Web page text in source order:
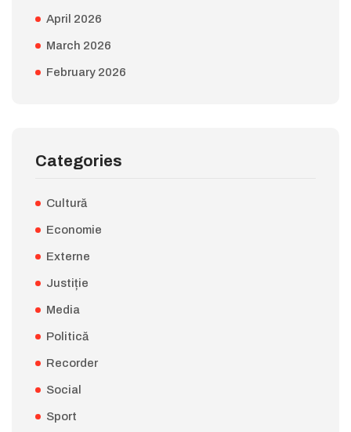
April 2026
March 2026
February 2026
Categories
Cultură
Economie
Externe
Justiție
Media
Politică
Recorder
Social
Sport